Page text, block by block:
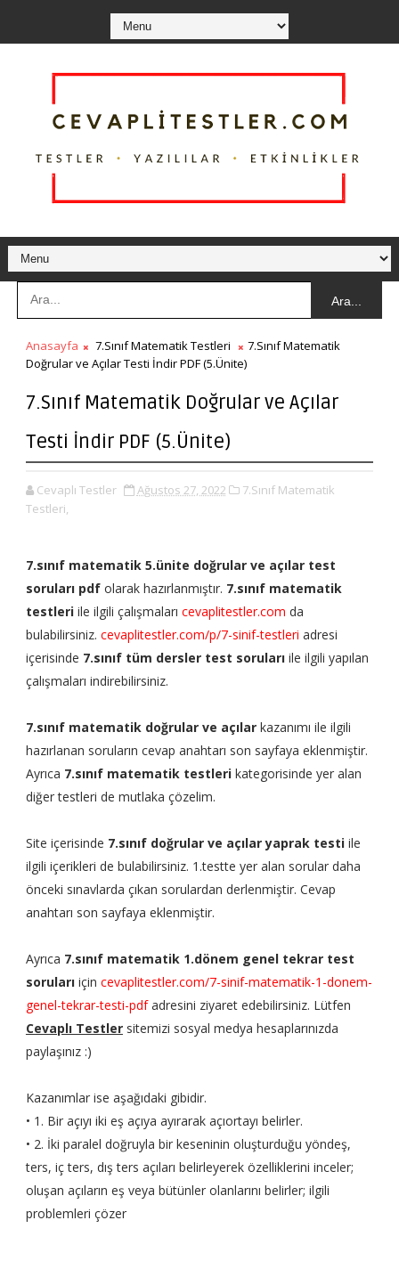
Ara...
Anasayfa 7.Sınıf Matematik Testleri
7.Sınıf Matematik
Doğrular ve Açılar Testi İndir PDF (5.Ünite)
7.Sınıf Matematik Doğrular ve Açılar
Testi İndir PDF (5.Ünite)
Cevaplı Testler Ağustos 27, 2022
7.Sınıf Matematik
Testleri,
7.sınıf matematik 5.ünite doğrular ve açılar test
soruları pdfolarak hazırlanmıştır. 7.sınıf matematik
testleriile ilgili çalışmaları cevaplitestler.com da
bulabilirsiniz. cevaplitestler.com/p/7-sinif-testleri adresi
içerisinde 7.sınıf tüm dersler test sorularıile ilgili yapılan
çalışmaları indirebilirsiniz.
7.sınıf matematik doğrular ve açılarkazanımı ile ilgili
hazırlanan soruların cevap anahtarı son sayfaya eklenmiştir.
Ayrıca 7.sınıf matematik testlerikategorisinde yer alan
diğer testleri de mutlaka çözelim.
Site içerisinde 7.sınıf doğrular ve açılar yaprak testiile
ilgili içerikleri de bulabilirsiniz. 1.testte yer alan sorular daha
önceki sınavlarda çıkan sorulardan derlenmiştir. Cevap
anahtarı son sayfaya eklenmiştir.
Ayrıca 7.sınıf matematik 1.dönem genel tekrar test
sorularıiçin cevaplitestler.com/7-sinif-matematik-1-donem-
genel-tekrar-testi-pdfadresini ziyaret edebilirsiniz. Lütfen
Cevaplı Testlersitemizi sosyal medya hesaplarınızda
paylaşınız :)
Kazanımlar ise aşağıdaki gibidir.
• 1. Bir açıyı iki eş açıya ayırarak açıortayı belirler.
• 2. İki paralel doğruyla bir keseninin oluşturduğu yöndeş,
ters, iç ters, dış ters açıları belirleyerek özelliklerini inceler;
oluşan açıların eş veya bütünler olanlarını belirler; ilgili
problemleri çözer